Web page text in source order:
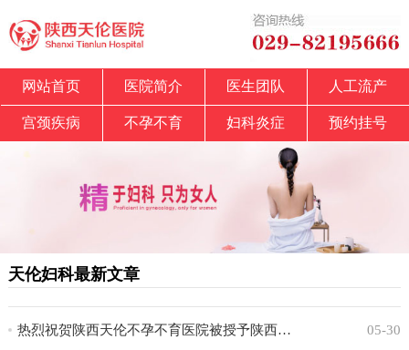
网站首页 医院简介 医生团队 人工流产
宫颈疾病 不孕不育 妇科炎症 预约挂号
天伦妇科最新文章
05-30
热烈祝贺陕西天伦不孕不育医院被授予陕西省中